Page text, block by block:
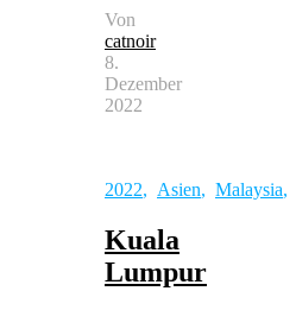
Von
catnoir
8.
Dezember
2022
2022, Asien, Malaysia,
Kuala
Lumpur